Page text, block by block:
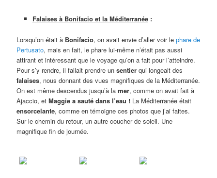
Falaises à Bonifacio et la Méditerranée:
Lorsqu’on était à Bonifacio, on avait envie d’aller voir lephare de
Pertusato, mais en fait, le phare lui-même n’était pas aussi
attirant et intéressant que le voyage qu’on a fait pour l’atteindre.
Pour s’y rendre, il fallait prendre unsentier qui longeait des
falaises, nous donnant des vues magnifiques de la Méditerranée.
On est même descendus jusqu’à lamer, comme on avait fait à
Ajaccio, etMaggie a sauté dans l’eau ! La Méditerranée était
ensorcelante, comme en témoigne ces photos que j’ai faites.
Sur le chemin du retour, un autre coucher de soleil. Une
magnifique fin de journée.